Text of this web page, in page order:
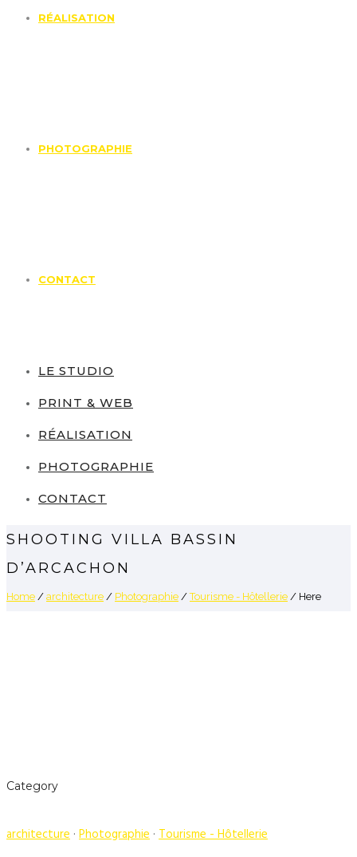
RÉALISATION
PHOTOGRAPHIE
CONTACT
LE STUDIO
PRINT & WEB
RÉALISATION
PHOTOGRAPHIE
CONTACT
SHOOTING VILLA BASSIN
D’ARCACHON
Home / architecture / Photographie /Tourisme - Hôtellerie / Here
Category
architecture · Photographie · Tourisme - Hôtellerie